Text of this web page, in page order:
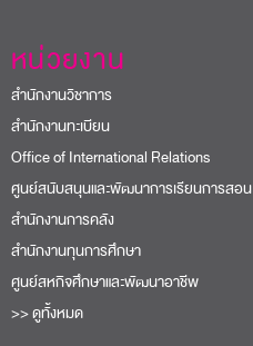
หน่วยงาน
สำนักงานวิชาการ
สำนักงานทะเบียน
Office of International Relations
ศูนย์สนับสนุนและพัฒนาการเรียนการสอน
สำนักงานการคลัง
สำนักงานทุนการศึกษา
ศูนย์สหกิจศึกษาและพัฒนาอาชีพ
>> ดูทั้งหมด